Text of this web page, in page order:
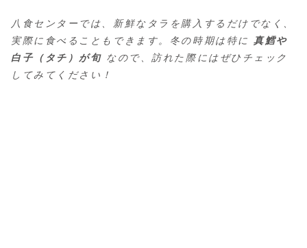
八食センターでは、新鮮なタラを購入するだけでなく、
実際に食べることもできます。冬の時期は特に真鱈や
白子（タチ）が旬 なので、訪れた際にはぜひチェック
してみてください！